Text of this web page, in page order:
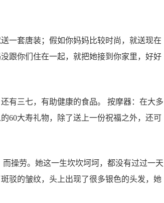
一套唐装；假如你妈妈比较时尚，就送现在
跟你们住在一起，就把她接到你家里，好好
有三七，有助健康的食品。 按摩器：在大多
60大寿礼物，除了送上一份祝福之外，还可
操劳。她这一生坎坎坷坷，都没有过过一天
驳的皱纹，头上出现了很多银色的头发，她